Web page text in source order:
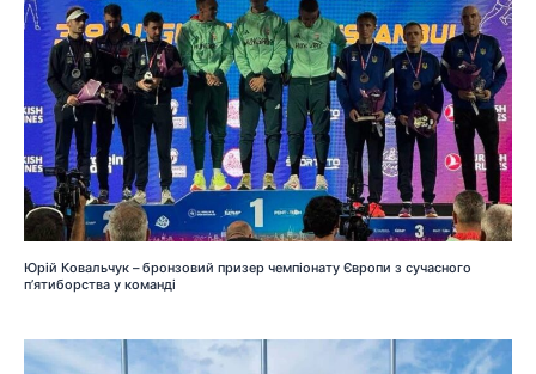
Юрій Ковальчук – бронзовий призер чемпіонату Європи з сучасного
п’ятиборства у команді